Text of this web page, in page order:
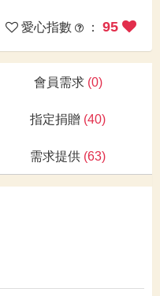
愛心指數 ： 95
會員需求 (0)
指定捐贈 (40)
需求提供 (63)